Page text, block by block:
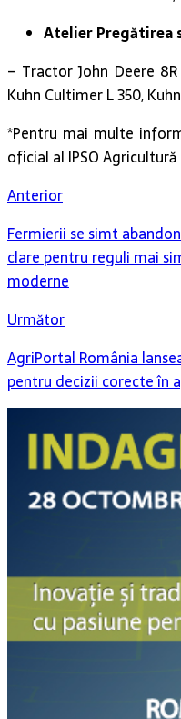
Kuhn Cultimer L 350,
*Pentru mai multe
oficial al IPSO Agricultură (
Anterior
clare pentru reguli mai
moderne
Următor
pentru decizii corecte în